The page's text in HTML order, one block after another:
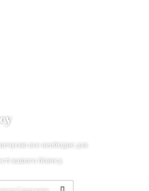
все необхідне для
вашого бізнесу.